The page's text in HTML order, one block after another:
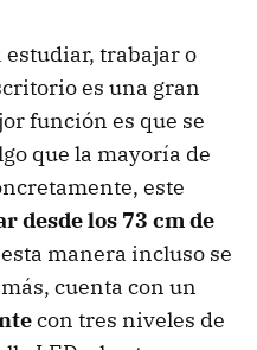
estudiar, trabajar o
es una gran
función es que se
que la mayoría de
este
desde los 73 cm de
manera incluso se
cuenta con un
con tres niveles de